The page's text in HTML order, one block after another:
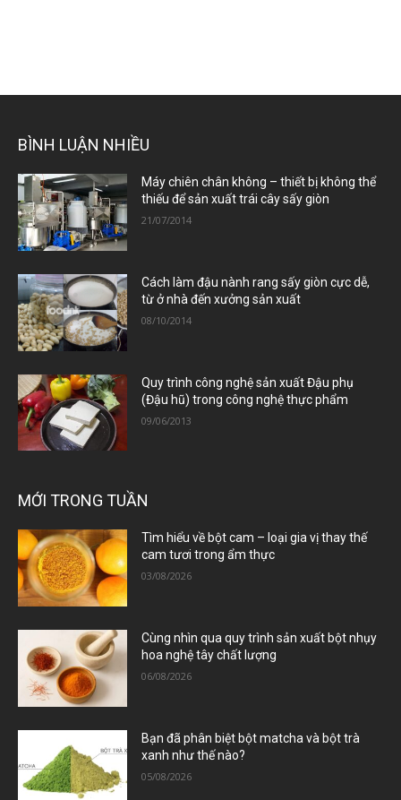
BÌNH LUẬN NHIỀU
Máy chiên chân không – thiết bị không thể
thiếu để sản xuất trái cây sấy giòn
21/07/2014
Cách làm đậu nành rang sấy giòn cực dễ,
từ ở nhà đến xưởng sản xuất
08/10/2014
Quy trình công nghệ sản xuất Đậu phụ
(Đậu hũ) trong công nghệ thực phẩm
09/06/2013
MỚI TRONG TUẦN
Tìm hiểu về bột cam – loại gia vị thay thế
cam tươi trong ẩm thực
03/08/2026
Cùng nhìn qua quy trình sản xuất bột nhụy
hoa nghệ tây chất lượng
06/08/2026
Bạn đã phân biệt bột matcha và bột trà
xanh như thế nào?
05/08/2026